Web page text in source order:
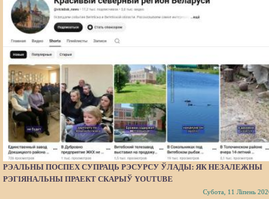
РЭАЛЬНЫ ПОСПЕХ СУПРАЦЬ РЭСУРСУ ЎЛАДЫ: ЯК НЕЗАЛЕЖНЫ
РЭГІЯНАЛЬНЫ ПРАЕКТ СКАРЫЎ YOUTUBE
Субота, 11 Ліпень